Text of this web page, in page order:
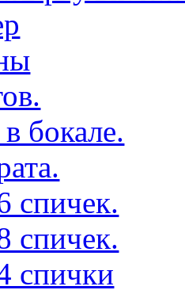
бокале.
спичек.
спичек.
спички